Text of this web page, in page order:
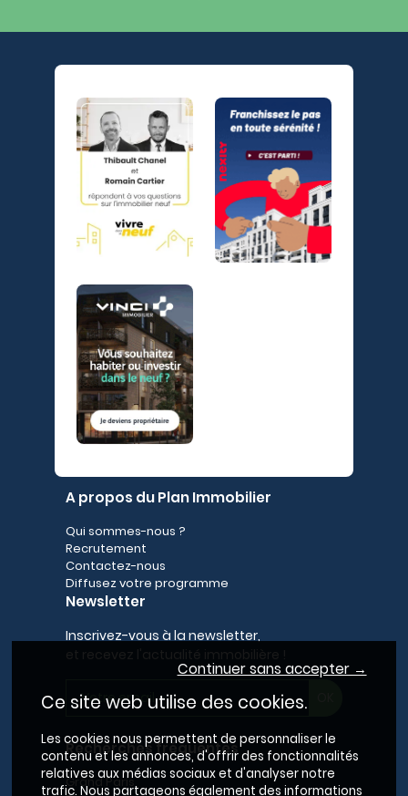
A propos du Plan Immobilier
Qui sommes-nous ?
Recrutement
Contactez-nous
Diffusez votre programme
Newsletter
Inscrivez-vous à la newsletter,
Recherches fréquentes
Grand Paris
Continuer sans accepter →
Ce site web utilise des cookies.
Les cookies nous permettent de personnaliser le
contenu et les annonces, d'offrir des fonctionnalités
relatives aux médias sociaux et d'analyser notre
trafic. Nous partageons également des informations